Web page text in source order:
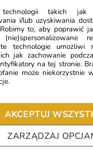
technologii takich
i/lub uzyskiwania
to, aby poprawić
technologie umożliwi
jak zachowanie
na tej stronie.
może niekorzystnie
AKCEPTUJ
ZARZĄDZAJ
materiałów i druku, co
który nie wymaga
przestrzeni: od
— wzór 8
zł
ZOBACZ WSZYSTKIE